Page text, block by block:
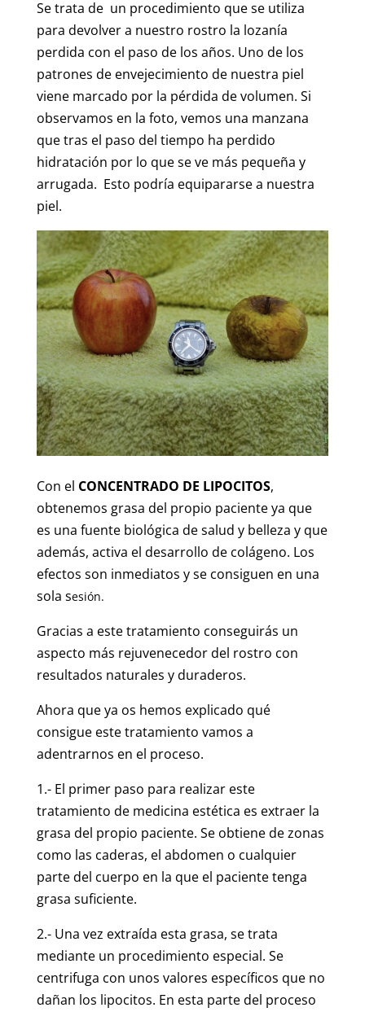
Se trata de un procedimiento que se utiliza
para devolver a nuestro rostro la lozanía
perdida con el paso de los años. Uno de los
patrones de envejecimiento de nuestra piel
viene marcado por la pérdida de volumen. Si
observamos en la foto, vemos una manzana
que tras el paso del tiempo ha perdido
hidratación por lo que se ve más pequeña y
arrugada. Esto podría equipararse a nuestra
piel.
Con el CONCENTRADO DE LIPOCITOS,
obtenemos grasa del propio paciente ya que
es una fuente biológica de salud y belleza y que
además, activa el desarrollo de colágeno. Los
efectos son inmediatos y se consiguen en una
sola sesión.
Gracias a este tratamiento conseguirás un
aspecto más rejuvenecedor del rostro con
resultados naturales y duraderos.
Ahora que ya os hemos explicado qué
consigue este tratamiento vamos a
adentrarnos en el proceso.
1.- El primer paso para realizar este
tratamiento de medicina estética es extraer la
grasa del propio paciente. Se obtiene de zonas
como las caderas, el abdomen o cualquier
parte del cuerpo en la que el paciente tenga
grasa suficiente.
2.- Una vez extraída esta grasa, se trata
mediante un procedimiento especial. Se
centrifuga con unos valores específicos que no
dañan los lipocitos. En esta parte del proceso